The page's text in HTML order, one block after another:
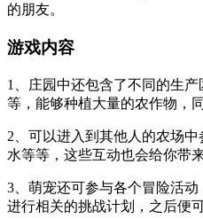
的朋友。
游戏内容
1、庄园中还包含了不同的生
等，能够种植大量的农作物，
2、可以进入到其他人的农场
水等等，这些互动也会给你带
3、萌宠还可参与各个冒险活
进行相关的挑战计划，之后便